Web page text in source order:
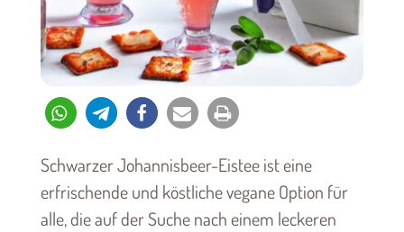
Schwarzer Johannisbeer-Eistee ist eine
erfrischende und köstliche vegane Option für
alle, die auf der Suche nach einem leckeren